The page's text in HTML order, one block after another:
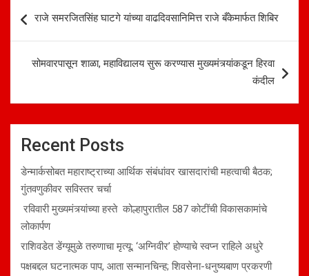
navigation
राजे समरजितसिंह घाटगे यांच्या वाढदिवसानिमित्त राजे बँकेमार्फत शिबिर
सोमवारपासून शाळा, महाविद्यालय सुरू करण्यास मुख्यमंत्र्यांकडून हिरवा
कंदील
Recent Posts
डेन्मार्कसोबत महाराष्ट्राच्या आर्थिक संबंधांवर खासदारांची महत्वाची बैठक;
गुंतवणुकीवर सविस्तर चर्चा
रविवारी मुख्यमंत्र्यांच्या हस्ते कोल्हापुरातील 587 कोटींची विकासकामांचे
लोकार्पण
राशिवडेत डेंग्यूमुळे तरुणाचा मृत्यू; ‘अग्निवीर’ होण्याचे स्वप्न राहिले अधुरे
पक्षबद्दल घटनात्मक पाप, आता सन्मानचिन्ह; शिवसेना-धनुष्यबाण प्रकरणी